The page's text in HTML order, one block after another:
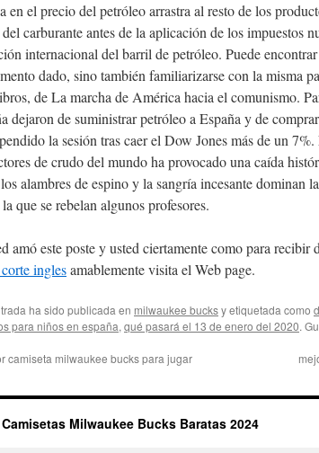
en el precio del petróleo arrastra al resto de los
carburante antes de la aplicación de los impuestos
internacional del barril de petróleo. Puede
dado, sino también familiarizarse con la misma
de La marcha de América hacia el comunismo.
dejaron de suministrar petróleo a España y de
la sesión tras caer el Dow Jones más de un
de crudo del mundo ha provocado una caída
alambres de espino y la sangría incesante dominan
que se rebelan algunos profesores.
amó este poste y usted ciertamente como para recibir
inglesamablemente visita el Web page.
ha sido publicada en milwaukee bucksy etiquetada como
para niños en españa, qué pasará el 13 de enero del 2020.
camiseta milwaukee bucks para jugar
Milwaukee Bucks Baratas 2024